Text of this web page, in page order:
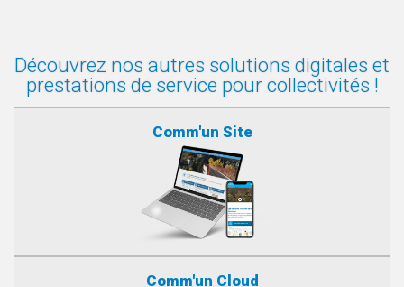
Découvrez nos autres solutions digitales et
prestations de service pour collectivités !
Comm'un Site
Comm'un Cloud